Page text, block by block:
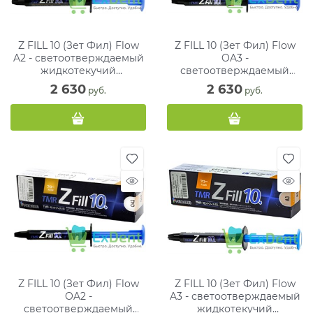
Z FILL 10 (Зет Фил) Flow
A2 - светоотверждаемый
жидкотекучий
композитный материал
(2.6 г)
2 630 руб.
Z FILL 10 (Зет Фил) Flow
OA3 -
светоотверждаемый
жидкотекучий
композитный материал
(2.6 г)
2 630 руб.
Z FILL 10 (Зет Фил) Flow
OA2 -
светоотверждаемый
Z FILL 10 (Зет Фил) Flow
A3 - светоотверждаемый
жидкотекучий